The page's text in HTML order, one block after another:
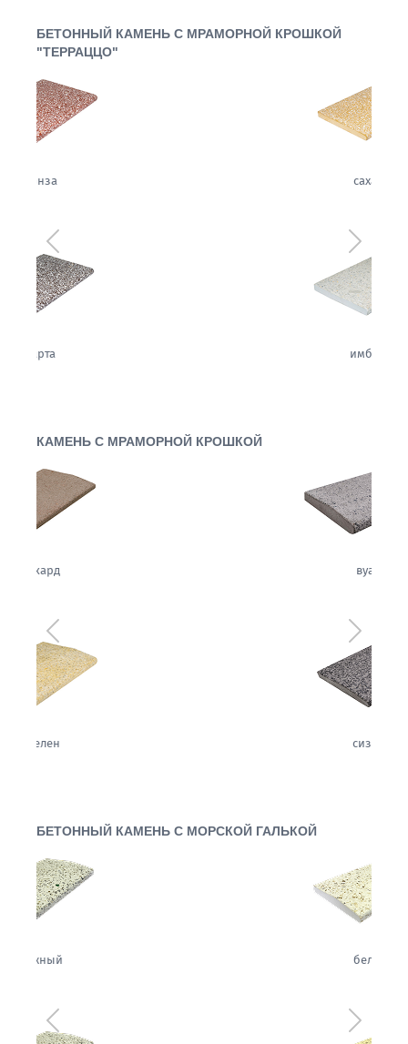
БЕТОННЫЙ КАМЕНЬ С МРАМОРНОЙ КРОШКОЙ
"ТЕРРАЦЦО"
Предыдущий
КАМЕНЬ С МРАМОРНОЙ КРОШКОЙ
Предыдущий
БЕТОННЫЙ КАМЕНЬ С МОРСКОЙ ГАЛЬКОЙ
Предыдущий